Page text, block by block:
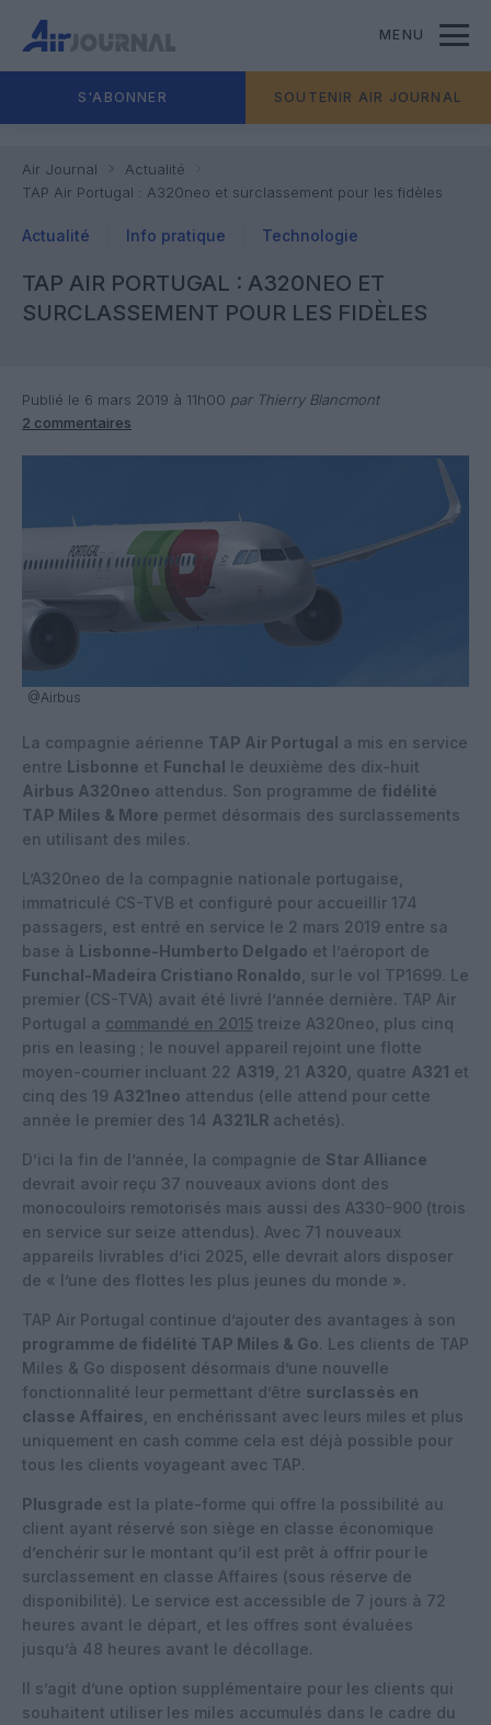
MENU
S'ABONNER SOUTENIR AIR JOURNAL
Air Journal
Actualité
TAP Air Portugal : A320neo et surclassement pour les fidèles
Actualité Info pratique Technologie
TAP AIR PORTUGAL : A320NEO ET
SURCLASSEMENT POUR LES FIDÈLES
Publié le 6 mars 2019 à 11h00 par Thierry Blancmont
2 commentaires
@Airbus
La compagnie aérienne TAP Air Portugal a mis en service
entre Lisbonne et Funchal le deuxième des dix-huit
Airbus A320neo attendus. Son programme de fidélité
TAP Miles & More permet désormais des surclassements
en utilisant des miles.
L’A320neo de la compagnie nationale portugaise,
immatriculé CS-TVB et configuré pour accueillir 174
passagers, est entré en service le 2 mars 2019 entre sa
base à Lisbonne-Humberto Delgado et l’aéroport de
Funchal-Madeira Cristiano Ronaldo , sur le vol TP1699. Le
premier (CS-TVA) avait été livré l’année dernière. TAP Air
Portugal a commandé en 2015 treize A320neo, plus cinq
pris en leasing ; le nouvel appareil rejoint une flotte
moyen-courrier incluant 22 A319 , 21 A320 , quatre A321 et
cinq des 19 A321neo attendus (elle attend pour cette
année le premier des 14 A321LR achetés).
D’ici la fin de l’année, la compagnie de Star Alliance
devrait avoir reçu 37 nouveaux avions dont des
monocouloirs remotorisés mais aussi des A330-900 (trois
en service sur seize attendus). Avec 71 nouveaux
appareils livrables d’ici 2025, elle devrait alors disposer
de « l’une des flottes les plus jeunes du monde ».
TAP Air Portugal continue d’ajouter des avantages à son
programme de fidélité TAP Miles & Go. Les clients de TAP
Miles & Go disposent désormais d’une nouvelle
fonctionnalité leur permettant d’être surclassés en
classe Affaires , en enchérissant avec leurs miles et plus
uniquement en cash comme cela est déjà possible pour
tous les clients voyageant avec TAP.
Plusgrade est la plate-forme qui offre la possibilité au
client ayant réservé son siège en classe économique
d’enchérir sur le montant qu’il est prêt à offrir pour le
surclassement en classe Affaires (sous réserve de
disponibilité). Le service est accessible de 7 jours à 72
heures avant le départ, et les offres sont évaluées
jusqu’à 48 heures avant le décollage.
Il s’agit d’une option supplémentaire pour les clients qui
souhaitent utiliser les miles accumulés dans le cadre du